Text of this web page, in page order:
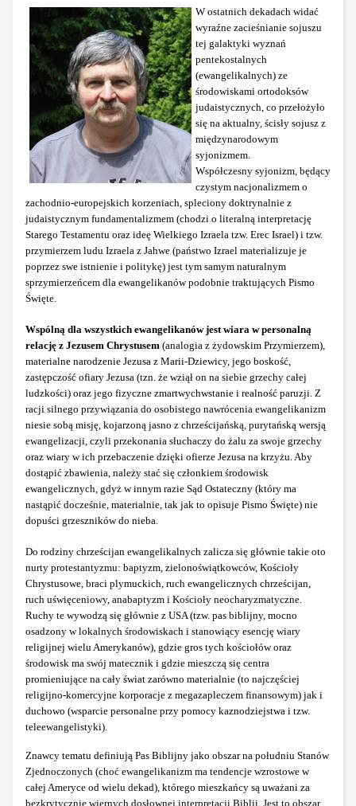
W ostatnich dekadach widać
wyraźne zacieśnianie sojuszu
tej galaktyki wyznań
pentekostalnych
(ewangelikalnych) ze
środowiskami ortodoksów
judaistycznych, co przełożyło
się na aktualny, ścisły sojusz z
międzynarodowym
syjonizmem.
Współczesny syjonizm, będący
czystym nacjonalizmem o
zachodnio-europejskich korzeniach, spleciony doktrynalnie z
judaistycznym fundamentalizmem (chodzi o literalną interpretację
Starego Testamentu oraz ideę Wielkiego Izraela tzw. Erec Israel) i tzw.
przymierzem ludu Izraela z Jahwe (państwo Izrael materializuje je
poprzez swe istnienie i politykę) jest tym samym naturalnym
sprzymierzeńcem dla ewangelikanów podobnie traktujących Pismo
Święte.
Wspólną dla wszystkich ewangelikanów jest wiara w personalną
relację z Jezusem Chrystusem (analogia z żydowskim Przymierzem),
materialne narodzenie Jezusa z Marii-Dziewicy, jego boskość,
zastępczość ofiary Jezusa (tzn. że wziął on na siebie grzechy całej
ludzkości) oraz jego fizyczne zmartwychwstanie i realność paruzji. Z
racji silnego przywiązania do osobistego nawrócenia ewangelikanizm
niesie sobą misję, kojarzoną jasno z chrześcijańską, purytańską wersją
ewangelizacji, czyli przekonania słuchaczy do żalu za swoje grzechy
oraz wiary w ich przebaczenie dzięki ofierze Jezusa na krzyżu. Aby
dostąpić zbawienia, należy stać się członkiem środowisk
ewangelicznych, gdyż w innym razie Sąd Ostateczny (który ma
nastąpić docześnie, materialnie, tak jak to opisuje Pismo Święte) nie
dopuści grzeszników do nieba.
Do rodziny chrześcijan ewangelikalnych zalicza się głównie takie oto
nurty protestantyzmu: baptyzm, zielonoświątkowców, Kościoły
Chrystusowe, braci plymuckich, ruch ewangelicznych chrześcijan,
ruch uświęceniowy, anabaptyzm i Kościoły neocharyzmatyczne.
Ruchy te wywodzą się głównie z USA (tzw. pas biblijny, mocno
osadzony w lokalnych środowiskach i stanowiący esencję wiary
religijnej wielu Amerykanów), gdzie gros tych kościołów oraz
środowisk ma swój matecznik i gdzie mieszczą się centra
promieniujące na cały świat zarówno materialnie (to najczęściej
religijno-komercyjne korporacje z megazapleczem finansowym) jak i
duchowo (wsparcie personalne przy pomocy kaznodziejstwa i tzw.
teleewangelistyki).
Znawcy tematu definiują Pas Biblijny jako obszar na południu Stanów
Zjednoczonych (choć ewangelikanizm ma tendencje wzrostowe w
całej Ameryce od wielu dekad), którego mieszkańcy są uważani za
bezkrytycznie wiernych dosłownej interpretacji Biblii. Jest to obszar